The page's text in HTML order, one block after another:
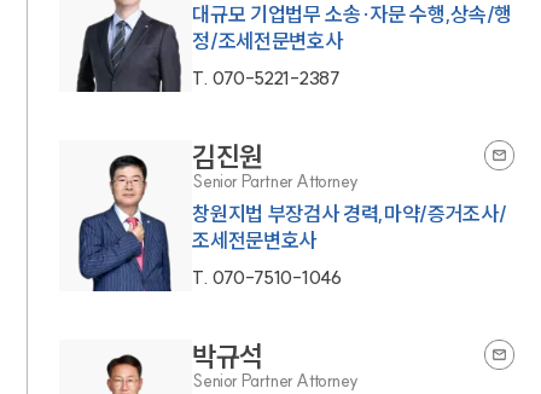
대규모 기업법무 소송·자문 수행,상속/행
정/조세전문변호사
T. 070-5221-2387
김진원
Senior Partner Attorney
창원지법 부장검사 경력,마약/증거조사/
조세전문변호사
T. 070-7510-1046
박규석
Senior Partner Attorney